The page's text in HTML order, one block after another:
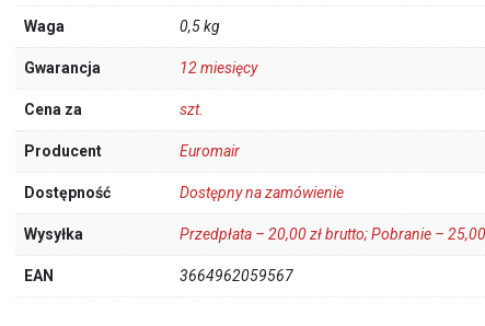
Waga 0,5 kg
Gwarancja 12 miesięcy
Cena za szt.
Producent Euromair
Dostępność Dostępny na zamówienie
Wysyłka Przedpłata – 20,00 zł brutto; Pobranie –
EAN 3664962059567